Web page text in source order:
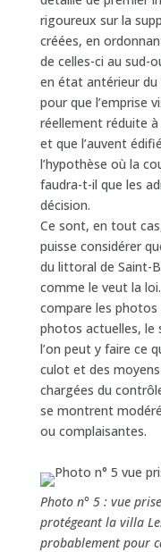
rigoureux sur la
créées, en
de celles-ci au sud-
en état antérieur
pour que l’emprise
réellement réduite
et que l’auvent
l’hypothèse où la
faudra-t-il que les
décision.
Ce sont, en tout
puisse considérer
du littoral de Saint-
comme le veut la
compare les
photos actuelles, le
l’on peut y faire ce
culot et des
chargées du
se montrent
ou complaisantes.
Photo n° 5 : vue
protégeant la villa
probablement pour